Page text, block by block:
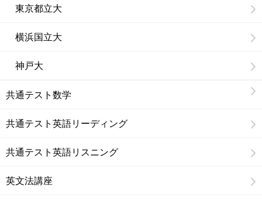
東京都立大
横浜国立大
神戸大
共通テスト数学
共通テスト英語リーディング
共通テスト英語リスニング
英文法講座